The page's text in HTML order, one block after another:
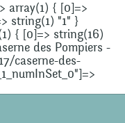
array(1) { [0]=>
string(1) "1" }
{ [0]=> string(16)
des Pompiers -
caserne-des-